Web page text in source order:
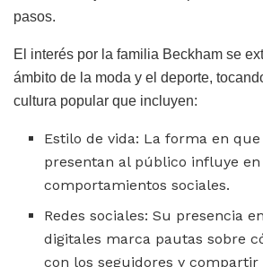
pasos.
El interés por la familia Beckham se
ámbito de la moda y el deporte,
cultura popular que incluyen:
Estilo de vida: La forma en que
presentan al público influye
comportamientos sociales.
Redes sociales: Su presencia
digitales marca pautas sobre
con los seguidores y compartir